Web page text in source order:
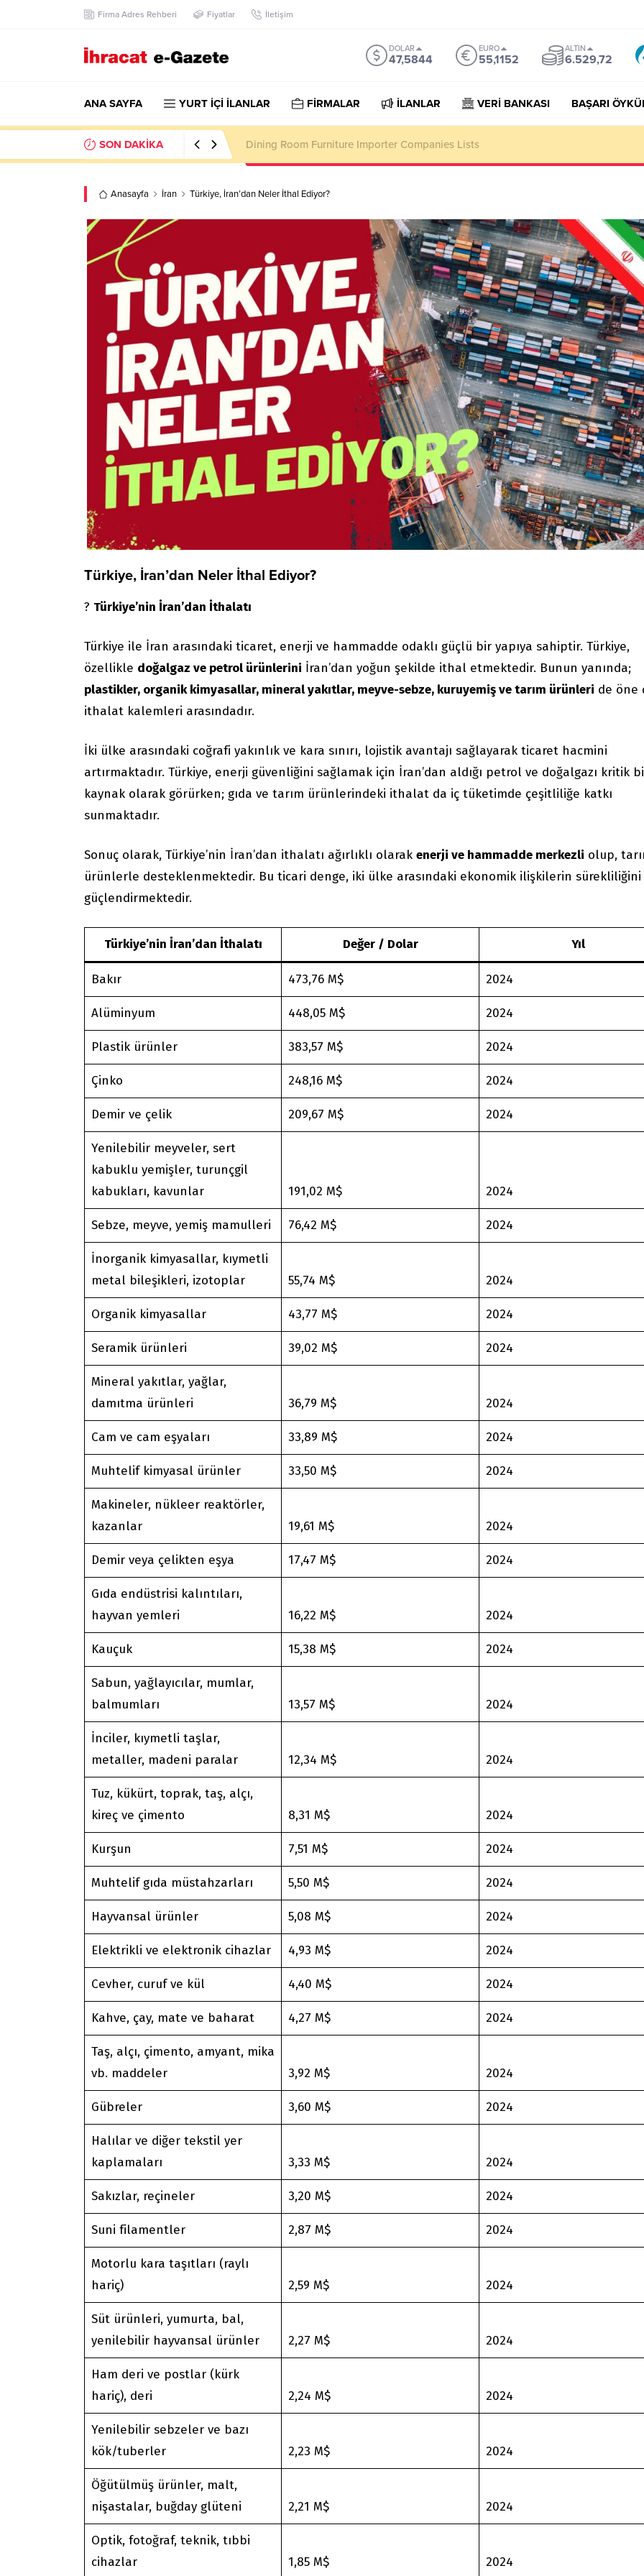
Firma Adres Rehberi Fiyatlar İletişim
DOLAR
47,5844
EURO
55,1152
ALTIN
6.529,72
ANA SAYFA YURT İÇİ İLANLAR FİRMALAR İLANLAR VERİ BANKASI BAŞARI
SON DAKİKA Dining Room Furniture Importer Companies Lists
Anasayfa İran Türkiye, İran’dan Neler İthal Ediyor?
Türkiye, İran’dan Neler İthal Ediyor?
? Türkiye’nin İran’dan İthalatı
Türkiye ile İran arasındaki ticaret, enerji ve hammadde odaklı güçlü bir yapıya sahiptir. Türkiye,
özellikle doğalgaz ve petrol ürünlerini İran’dan yoğun şekilde ithal etmektedir. Bunun yanında;
plastikler, organik kimyasallar, mineral yakıtlar, meyve-sebze, kuruyemiş ve tarım ürünleri de öne
ithalat kalemleri arasındadır.
İki ülke arasındaki coğrafi yakınlık ve kara sınırı, lojistik avantajı sağlayarak ticaret hacmini
artırmaktadır. Türkiye, enerji güvenliğini sağlamak için İran’dan aldığı petrol ve doğalgazı kritik
kaynak olarak görürken; gıda ve tarım ürünlerindeki ithalat da iç tüketimde çeşitliliğe katkı
sunmaktadır.
Sonuç olarak, Türkiye’nin İran’dan ithalatı ağırlıklı olarak enerji ve hammadde merkezli olup,
ürünlerle desteklenmektedir. Bu ticari denge, iki ülke arasındaki ekonomik ilişkilerin sürekliliğini
güçlendirmektedir.
Türkiye’nin İran’dan İthalatı Değer / Dolar Yıl
Bakır 473,76 M$ 2024
Alüminyum 448,05 M$ 2024
Plastik ürünler 383,57 M$ 2024
Çinko 248,16 M$ 2024
Demir ve çelik 209,67 M$ 2024
Yenilebilir meyveler, sert
kabuklu yemişler, turunçgil
kabukları, kavunlar
191,02 M$ 2024
Sebze, meyve, yemiş mamulleri 76,42 M$ 2024
İnorganik kimyasallar, kıymetli
metal bileşikleri, izotoplar
55,74 M$ 2024
Organik kimyasallar 43,77 M$ 2024
Seramik ürünleri 39,02 M$ 2024
Mineral yakıtlar, yağlar,
damıtma ürünleri
36,79 M$ 2024
Cam ve cam eşyaları 33,89 M$ 2024
Muhtelif kimyasal ürünler 33,50 M$ 2024
Makineler, nükleer reaktörler,
kazanlar
19,61 M$ 2024
Demir veya çelikten eşya 17,47 M$ 2024
Gıda endüstrisi kalıntıları,
hayvan yemleri
16,22 M$ 2024
Kauçuk 15,38 M$ 2024
Sabun, yağlayıcılar, mumlar,
balmumları
13,57 M$ 2024
İnciler, kıymetli taşlar,
metaller, madeni paralar
12,34 M$ 2024
Tuz, kükürt, toprak, taş, alçı,
kireç ve çimento
8,31 M$ 2024
Kurşun 7,51 M$ 2024
Muhtelif gıda müstahzarları 5,50 M$ 2024
Hayvansal ürünler 5,08 M$ 2024
Elektrikli ve elektronik cihazlar 4,93 M$ 2024
Cevher, curuf ve kül 4,40 M$ 2024
Kahve, çay, mate ve baharat 4,27 M$ 2024
Taş, alçı, çimento, amyant, mika
vb. maddeler
3,92 M$ 2024
Gübreler 3,60 M$ 2024
Halılar ve diğer tekstil yer
kaplamaları
3,33 M$ 2024
Sakızlar, reçineler 3,20 M$ 2024
Suni filamentler 2,87 M$ 2024
Motorlu kara taşıtları (raylı
hariç)
2,59 M$ 2024
Süt ürünleri, yumurta, bal,
yenilebilir hayvansal ürünler
2,27 M$ 2024
Ham deri ve postlar (kürk
hariç), deri
2,24 M$ 2024
Yenilebilir sebzeler ve bazı
kök/tuberler
2,23 M$ 2024
Öğütülmüş ürünler, malt,
nişastalar, buğday glüteni
2,21 M$ 2024
Optik, fotoğraf, teknik, tıbbi
cihazlar
1,85 M$ 2024